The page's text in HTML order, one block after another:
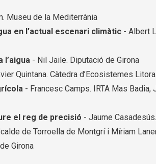
Museu de la Mediterrània
en l’actual escenari climàtic - Albert
l’aigua - Nil Jaile. Diputació de Girona
Quintana. Càtedra d’Ecosistemes
- Francesc Camps. IRTA Mas Badia,
el reg de precisió - Jaume
de Torroella de Montgrí i Míriam
Girona